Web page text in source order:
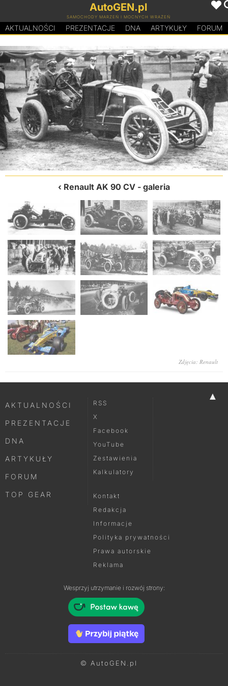
AutoGEN.pl
SAMOCHODY MARZEŃ I MOCNYCH WRAŻEŃ
AKTUALNOŚCI PREZENTACJE DNA ARTYKUŁY FORUM
Renault AK 90 CV - galeria
Zdjęcia: Renault
▲
AKTUALNOŚCI
PREZENTACJE
DNA
ARTYKUŁY
FORUM
TOP GEAR
RSS
X
Facebook
YouTube
Zestawienia
Kalkulatory
Kontakt
Redakcja
Informacje
Polityka prywatności
Prawa autorskie
Reklama
Wesprzyj utrzymanie i rozwój strony:
© AutoGEN.pl